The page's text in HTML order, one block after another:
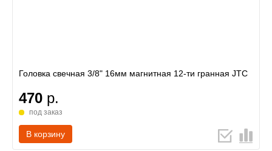
Головка свечная 3/8" 16мм магнитная 12-ти гранная JTC
470 р.
под заказ
В корзину